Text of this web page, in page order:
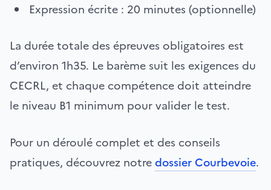
Expression écrite : 20 minutes (optionnelle)
La durée totale des épreuves obligatoires est
d’environ 1h35. Le barème suit les exigences du
CECRL, et chaque compétence doit atteindre
le niveau B1 minimum pour valider le test.
Pour un déroulé complet et des conseils
pratiques, découvrez notredossier Courbevoie.